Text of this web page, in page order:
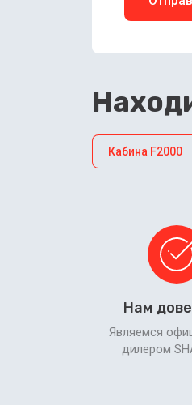
Кабина F2000
Нам
Являемся
дилером